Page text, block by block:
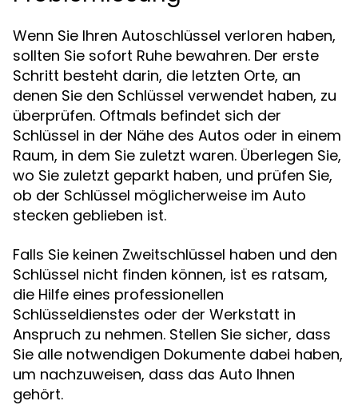
Wenn Sie Ihren Autoschlüssel verloren haben,
sollten Sie sofort Ruhe bewahren. Der erste
Schritt besteht darin, die letzten Orte, an
denen Sie den Schlüssel verwendet haben, zu
überprüfen. Oftmals befindet sich der
Schlüssel in der Nähe des Autos oder in einem
Raum, in dem Sie zuletzt waren. Überlegen Sie,
wo Sie zuletzt geparkt haben, und prüfen Sie,
ob der Schlüssel möglicherweise im Auto
stecken geblieben ist.
Falls Sie keinen Zweitschlüssel haben und den
Schlüssel nicht finden können, ist es ratsam,
die Hilfe eines professionellen
Schlüsseldienstes oder der Werkstatt in
Anspruch zu nehmen. Stellen Sie sicher, dass
Sie alle notwendigen Dokumente dabei haben,
um nachzuweisen, dass das Auto Ihnen
gehört.